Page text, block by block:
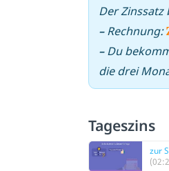
Der
–Rechnung:
–Du
die drei
Tageszins
zur